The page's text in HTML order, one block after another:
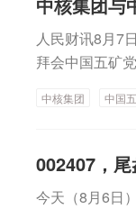
人民财讯8月7
拜会中国五矿
进一步巩固
中核集团 中国
002407，
今天（8月6日